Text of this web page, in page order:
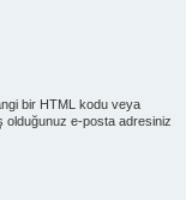
bir HTML kodu veya
olduğunuz e-posta adresiniz